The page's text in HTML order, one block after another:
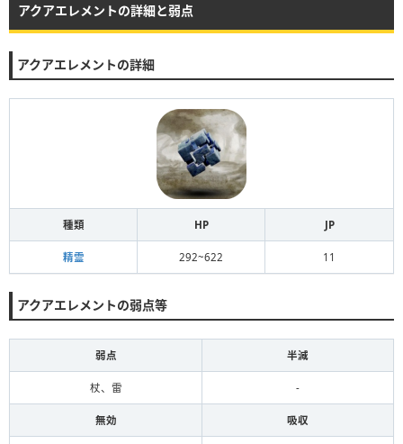
アクアエレメントの詳細と弱点
アクアエレメントの詳細
種類 HP JP
精霊 292~622 11
アクアエレメントの弱点等
弱点 半減
杖、雷 -
無効 吸収